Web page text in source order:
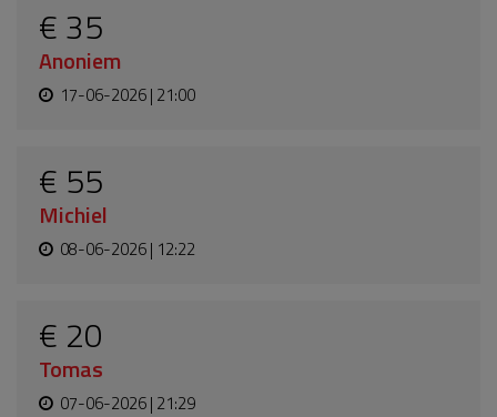
€ 35
Anoniem
17-06-2026 | 21:00
€ 55
Michiel
08-06-2026 | 12:22
€ 20
Tomas
07-06-2026 | 21:29